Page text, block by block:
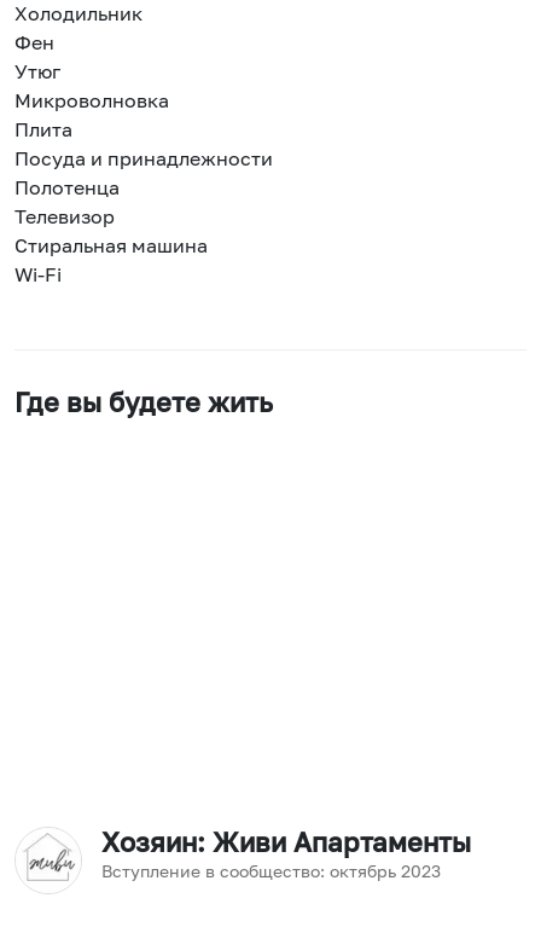
Холодильник
Фен
Утюг
Микроволновка
Плита
Посуда и принадлежности
Полотенца
Телевизор
Стиральная машина
Wi-Fi
Где вы будете жить
Хозяин: Живи Апартаменты
Вступление в сообщество: октябрь 2023